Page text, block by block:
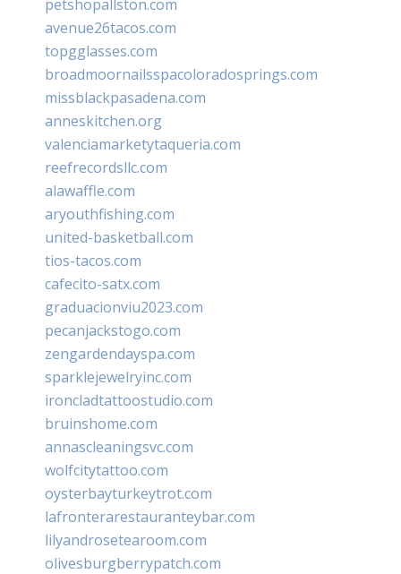
petshopallston.com
avenue26tacos.com
topgglasses.com
broadmoornailsspacoloradosprings.com
missblackpasadena.com
anneskitchen.org
valenciamarketytaqueria.com
reefrecordsllc.com
alawaffle.com
aryouthfishing.com
united-basketball.com
tios-tacos.com
cafecito-satx.com
graduacionviu2023.com
pecanjackstogo.com
zengardendayspa.com
sparklejewelryinc.com
ironcladtattoostudio.com
bruinshome.com
annascleaningsvc.com
wolfcitytattoo.com
oysterbayturkeytrot.com
lafronterarestauranteybar.com
lilyandrosetearoom.com
olivesburgberrypatch.com